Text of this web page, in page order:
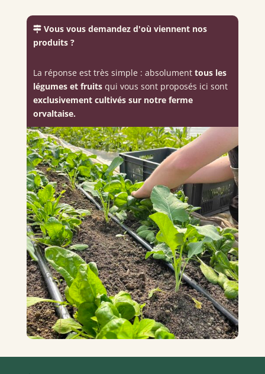
Vous vous demandez d'où viennent nos
produits ?
La réponse est très simple : absolument tous les
légumes et fruitsqui vous sont proposés ici sont
exclusivement cultivés sur notre ferme
orvaltaise.